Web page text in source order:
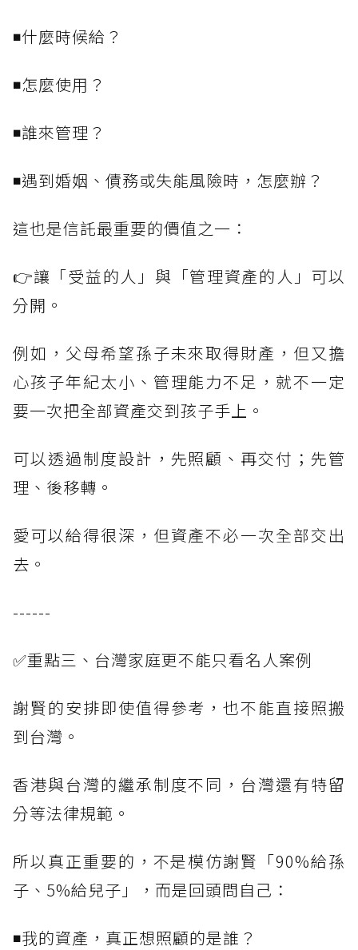
◾什麼時候給？
◾怎麼使用？
◾誰來管理？
◾遇到婚姻、債務或失能風險時，怎麼辦？
這也是信託最重要的價值之一：
👉讓「受益的人」與「管理資產的人」可以
分開。
例如，父母希望孫子未來取得財產，但又擔
心孩子年紀太小、管理能力不足，就不一定
要一次把全部資產交到孩子手上。
可以透過制度設計，先照顧、再交付；先管
理、後移轉。
愛可以給得很深，但資產不必一次全部交出
去。
------
✅重點三、台灣家庭更不能只看名人案例
謝賢的安排即使值得參考，也不能直接照搬
到台灣。
香港與台灣的繼承制度不同，台灣還有特留
分等法律規範。
所以真正重要的，不是模仿謝賢「90%給孫
子、5%給兒子」，而是回頭問自己：
◾我的資產，真正想照顧的是誰？